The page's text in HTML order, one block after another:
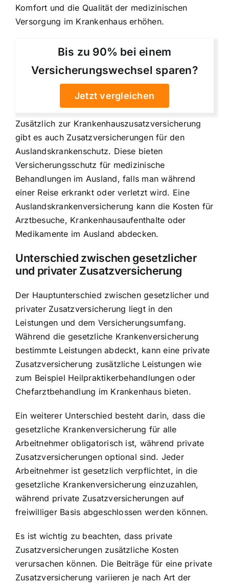
Komfort und die Qualität der medizinischen
Versorgung im Krankenhaus erhöhen.
Bis zu 90% bei einem
Versicherungswechsel sparen?
Jetzt vergleichen
Zusätzlich zur Krankenhauszusatzversicherung
gibt es auch Zusatzversicherungen für den
Auslandskrankenschutz. Diese bieten
Versicherungsschutz für medizinische
Behandlungen im Ausland, falls man während
einer Reise erkrankt oder verletzt wird. Eine
Auslandskrankenversicherung kann die Kosten für
Arztbesuche, Krankenhausaufenthalte oder
Medikamente im Ausland abdecken.
Unterschied zwischen gesetzlicher
und privater Zusatzversicherung
Der Hauptunterschied zwischen gesetzlicher und
privater Zusatzversicherung liegt in den
Leistungen und dem Versicherungsumfang.
Während die gesetzliche Krankenversicherung
bestimmte Leistungen abdeckt, kann eine private
Zusatzversicherung zusätzliche Leistungen wie
zum Beispiel Heilpraktikerbehandlungen oder
Chefarztbehandlung im Krankenhaus bieten.
Ein weiterer Unterschied besteht darin, dass die
gesetzliche Krankenversicherung für alle
Arbeitnehmer obligatorisch ist, während private
Zusatzversicherungen optional sind. Jeder
Arbeitnehmer ist gesetzlich verpflichtet, in die
gesetzliche Krankenversicherung einzuzahlen,
während private Zusatzversicherungen auf
freiwilliger Basis abgeschlossen werden können.
Es ist wichtig zu beachten, dass private
Zusatzversicherungen zusätzliche Kosten
verursachen können. Die Beiträge für eine private
Zusatzversicherung variieren je nach Art der